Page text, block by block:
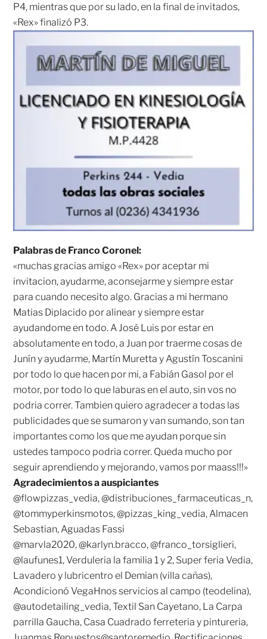
P4, mientras que por su lado, en la final de invitados,
«Rex» finalizó P3.
Palabras de Franco Coronel:
«muchas gracias amigo «Rex» por aceptar mi
invitacion, ayudarme, aconsejarme y siempre estar
para cuando necesito algo. Gracias a mi hermano
Matias Diplacido por alinear y siempre estar
ayudandome en todo. A José Luis por estar en
absolutamente en todo, a Juan por traerme cosas de
Junín y ayudarme, Martín Muretta y Agustín Toscanini
por todo lo que hacen por mi, a Fabián Gasol por el
motor, por todo lo que laburas en el auto, sin vos no
podria correr. Tambien quiero agradecer a todas las
publicidades que se sumaron y van sumando, son tan
importantes como los que me ayudan porque sin
ustedes tampoco podria correr. Queda mucho por
seguir aprendiendo y mejorando, vamos por maass!!!»
Agradecimientos a auspiciantes
@flowpizzas_vedia, @distribuciones_farmaceuticas_n,
@tommyperkinsmotos, @pizzas_king_vedia, Almacen
Sebastian, Aguadas Fassi
@marvla2020, @karlyn.bracco, @franco_torsiglieri,
@laufunes1, Verduleria la familia 1 y 2, Super feria Vedia,
Lavadero y lubricentro el Demian (villa cañas),
Acondicionó VegaHnos servicios al campo (teodelina),
@autodetailing_vedia, Textil San Cayetano, La Carpa
parrilla Gaucha, Casa Cuadrado ferreteria y pintureria,